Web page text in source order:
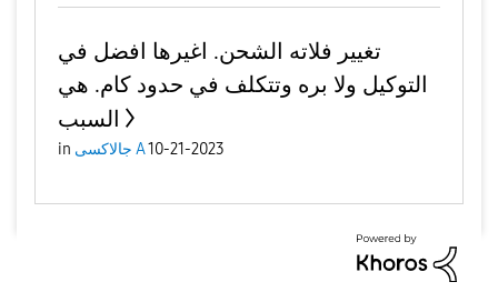
تغيير فلاته الشحن. اغيرها افضل في
التوكيل ولا بره وتتكلف في حدود كام. هي
السبب
in جالاكسى A10-21-2023